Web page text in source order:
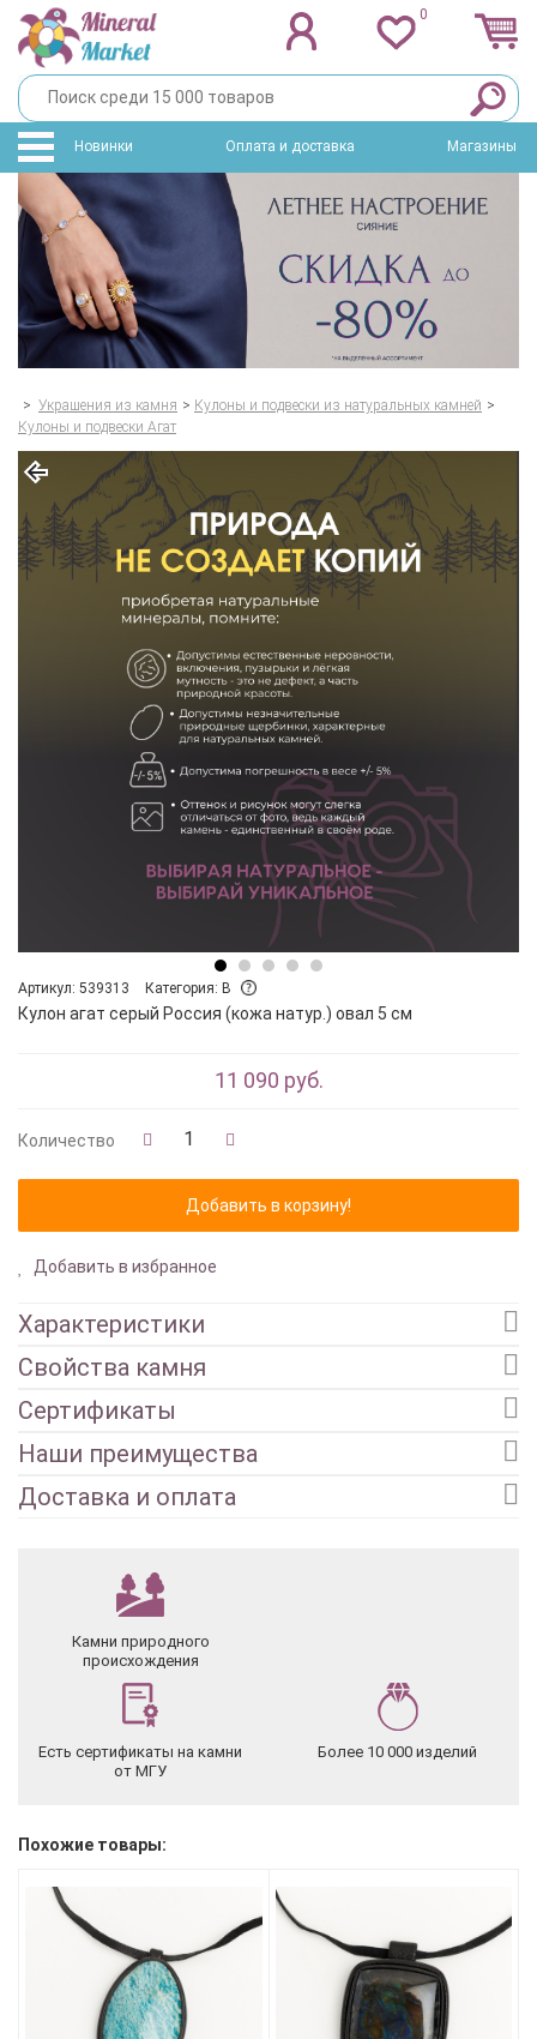
0
Новинки Оплата и доставка Магазины
> Украшения из камня > Кулоны и подвески из натуральных камней >
Кулоны и подвески Агат
Артикул: 539313 Категория: B
Кулон агат серый Россия (кожа натур.) овал 5 см
11 090 руб.
Количество
Добавить в избранное
Характеристики
Свойства камня
Сертификаты
Наши преимущества
Доставка и оплата
Камни природного
происхождения
Есть сертификаты на камни
от МГУ
Более 10 000 изделий
Похожие товары: